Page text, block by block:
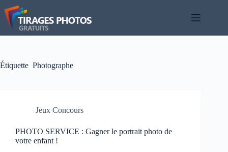
Passer
au
contenu
Étiquette Photographe
Jeux Concours
PHOTO SERVICE : Gagner le portrait photo de
votre enfant !